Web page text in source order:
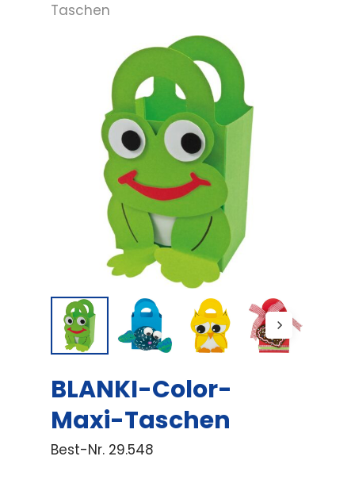
Taschen
BLANKI-Color-
Maxi-Taschen
Best-Nr. 29.548